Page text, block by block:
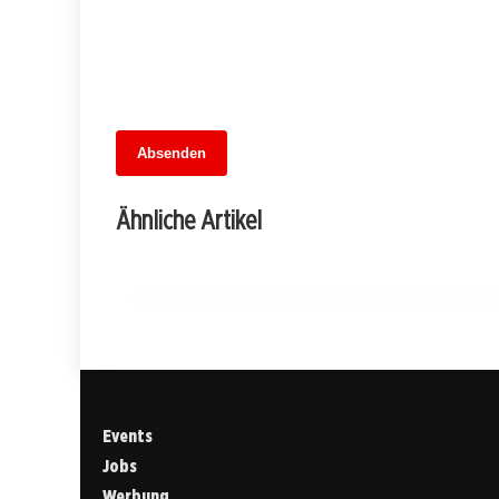
Absenden
Ähnliche Artikel
MuseumsMeileMitte: Berlins neues
kulturelles Herz schlägt am
Events
Jobs